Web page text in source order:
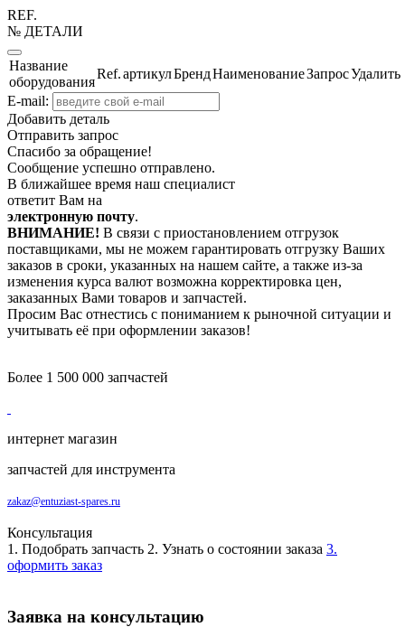
REF.
№ ДЕТАЛИ
Название
оборудования
Ref.артикулБрендНаименованиеЗапросУдалить
E-mail:
Добавить деталь
Отправить запрос
Спасибо за обращение!
Сообщение успешно отправлено.
В ближайшее время наш специалист
ответит Вам на
электронную почту.
ВНИМАНИЕ! В связи с приостановлением отгрузок
поставщиками, мы не можем гарантировать отгрузку Ваших
заказов в сроки, указанных на нашем сайте, а также из-за
изменения курса валют возможна корректировка цен,
заказанных Вами товаров и запчастей.
Просим Вас отнестись с пониманием к рыночной ситуации и
учитывать её при оформлении заказов!
Более 1 500 000 запчастей
интернет магазин
запчастей для инструмента
zakaz@entuziast-spares.ru
Консультация
1. Подобрать запчасть 2. Узнать о состоянии заказа 3.
оформить заказ
Заявка на консультацию